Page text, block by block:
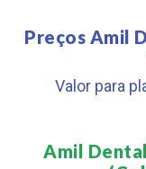
Preços Amil
Valor para
Amil